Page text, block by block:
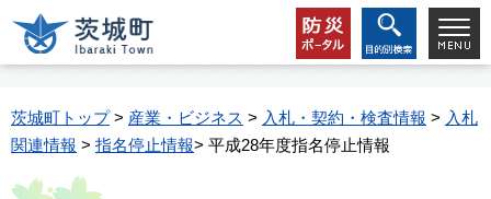
茨城町トップ> 産業・ビジネス > 入札・契約・検査情報 > 入札
関連情報 > 指名停止情報> 平成28年度指名停止情報